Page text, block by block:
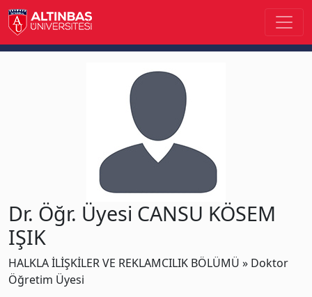
Dr. Öğr. Üyesi CANSU KÖSEM
IŞIK
HALKLA İLİŞKİLER VE REKLAMCILIK BÖLÜMÜ » Doktor
Öğretim Üyesi